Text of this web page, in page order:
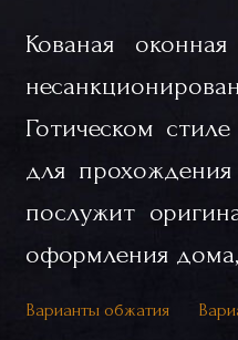
Кованая
Готическом
для
послужит
оформления дома,
Варианты обжатия